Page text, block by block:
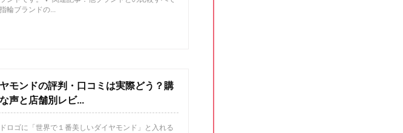
輪ブランドの...
モンドの評判・口コミは実際どう？購
声と店舗別レビ...
ロゴに「世界で１番美しいダイヤモンド」と入れる